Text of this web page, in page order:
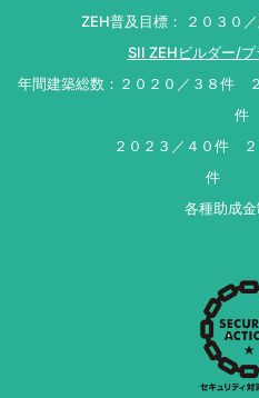
ZEH普及目標： ２０３０
SII ZEHビルダー/
年間建築総数：２０２０／３８件
件
２０２３／４０件 ２０２
各種助成